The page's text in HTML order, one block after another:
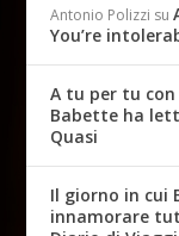
Antonio Polizzi su
You’re
A tu per tu con
Babette ha
Quasi
Il giorno in cui
innamorare